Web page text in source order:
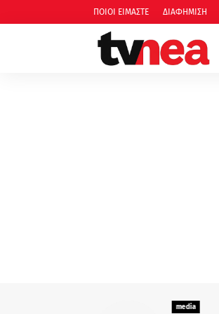
ΠΟΙΟΙ ΕΙΜΑΣΤΕ ΔΙΑΦΗΜΙΣΗ
media